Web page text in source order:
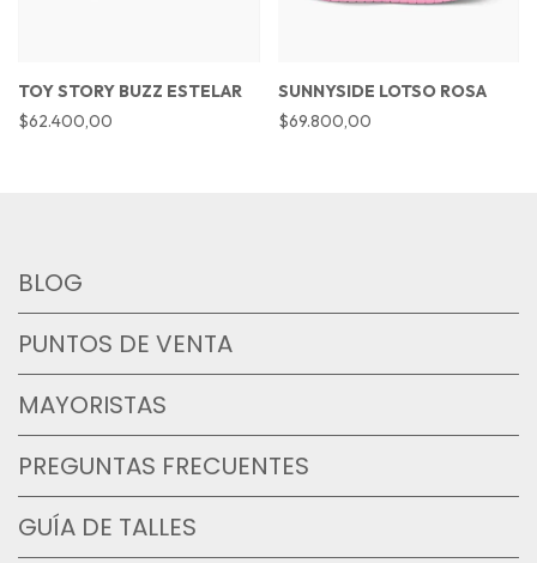
TOY STORY BUZZ ESTELAR
$62.400,00
SUNNYSIDE LOTSO ROSA
$69.800,00
BLOG
PUNTOS DE VENTA
MAYORISTAS
PREGUNTAS FRECUENTES
GUÍA DE TALLES